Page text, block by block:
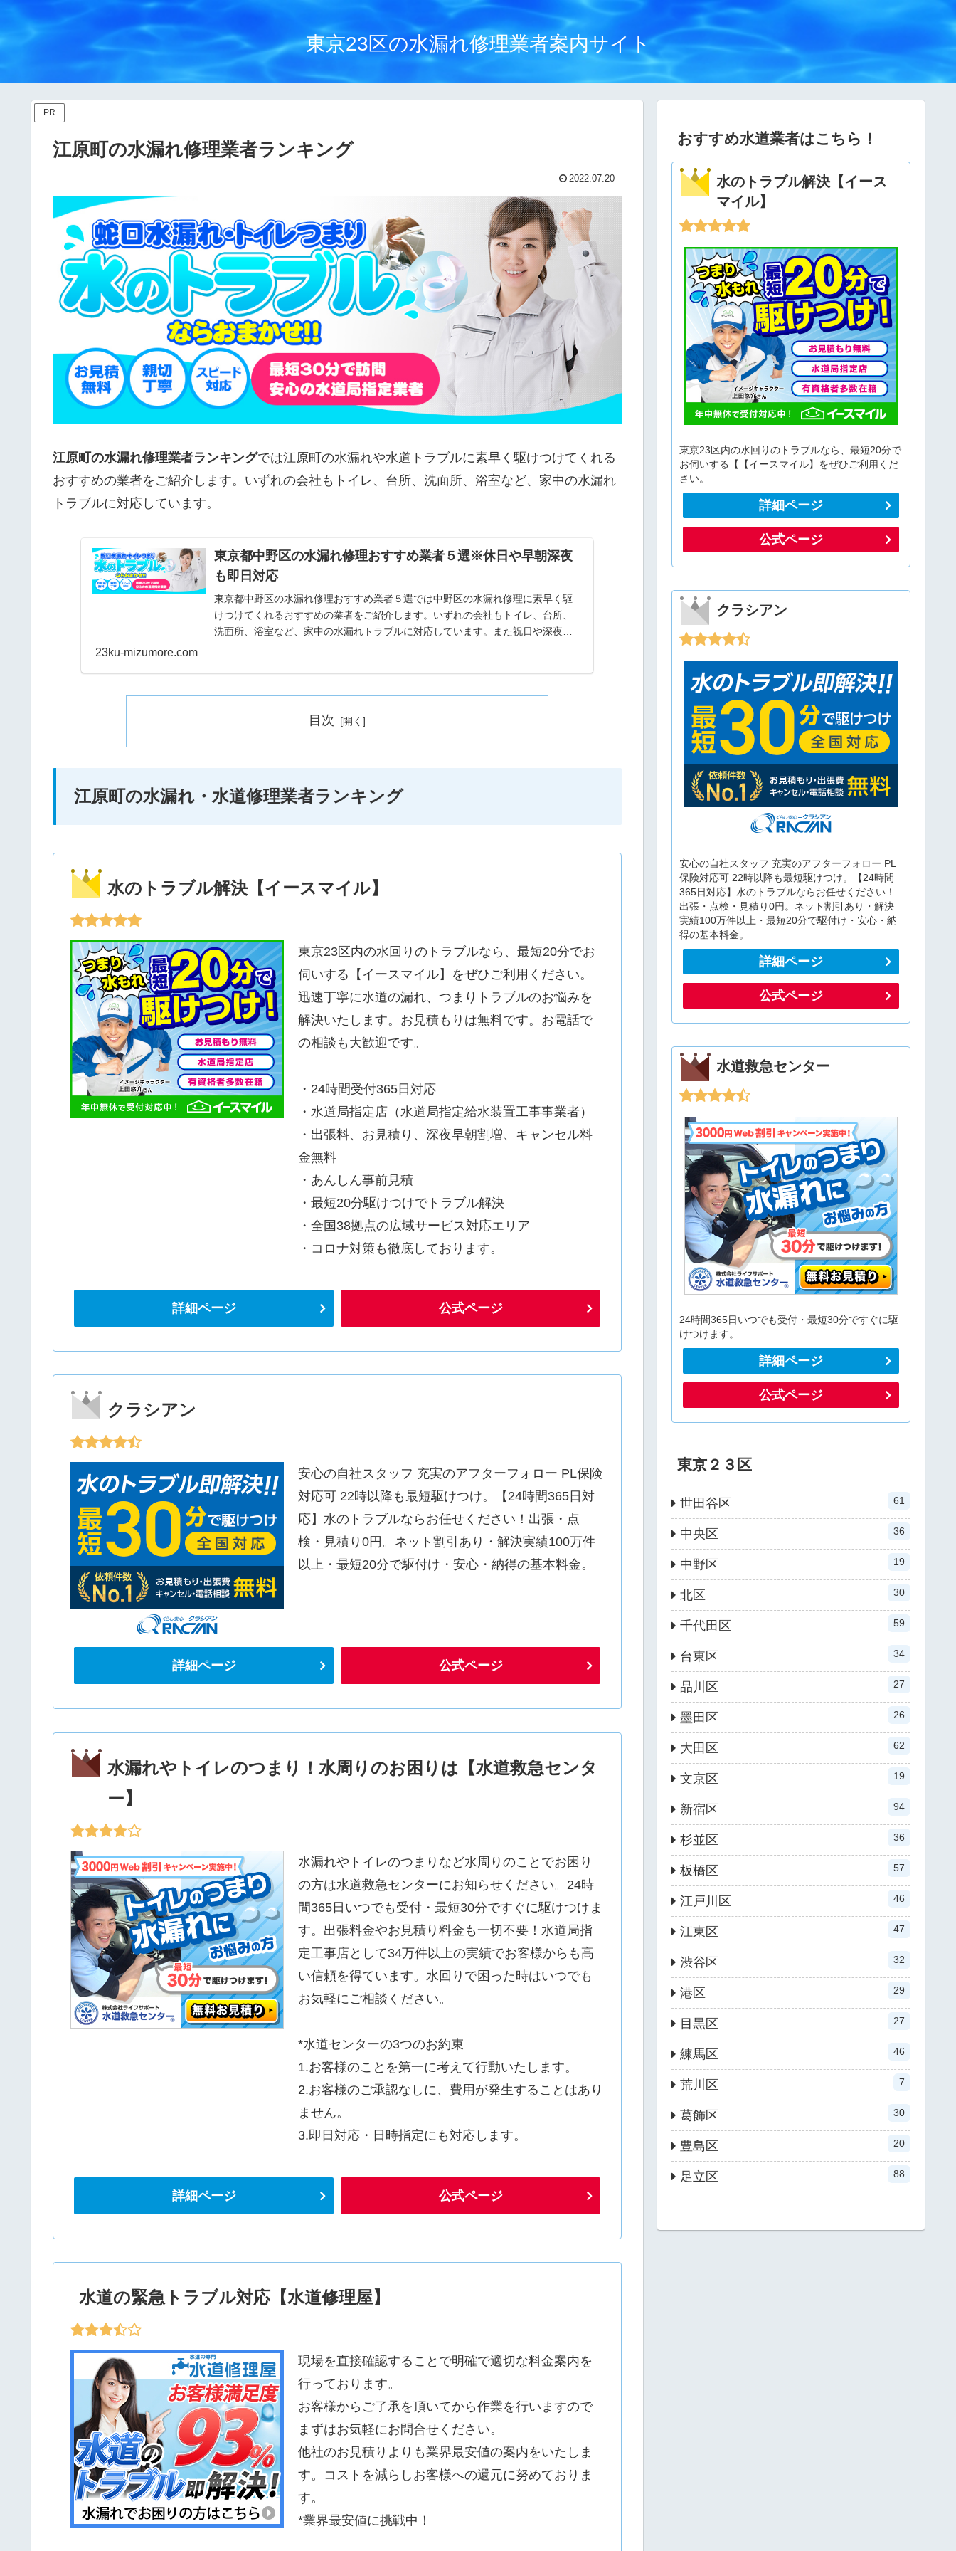
東京23区の水漏れ修理業者案内サイト
PR
江原町の水漏れ修理業者ランキング
2022.07.20
江原町の水漏れ修理業者ランキングでは江原町の水漏れや水道トラブルに素早く駆けつけてくれる
おすすめの業者をご紹介します。いずれの会社もトイレ、台所、洗面所、浴室など、家中の水漏れ
トラブルに対応しています。
東京都中野区の水漏れ修理おすすめ業者５選※休日や早朝深夜
も即日対応
東京都中野区の水漏れ修理おすすめ業者５選では中野区の水漏れ修理に素早く駆
けつけてくれるおすすめの業者をご紹介します。いずれの会社もトイレ、台所、
洗面所、浴室など、家中の水漏れトラブルに対応しています。また祝日や深夜、
23ku-mizumore.com
目次
江原町の水漏れ・水道修理業者ランキング
水のトラブル解決【イースマイル】
東京23区内の水回りのトラブルなら、最短20分でお
伺いする【イースマイル】をぜひご利用ください。
迅速丁寧に水道の漏れ、つまりトラブルのお悩みを
解決いたします。お見積もりは無料です。お電話で
の相談も大歓迎です。
・24時間受付365日対応
・水道局指定店（水道局指定給水装置工事事業者）
・出張料、お見積り、深夜早朝割増、キャンセル料
金無料
・あんしん事前見積
・最短20分駆けつけでトラブル解決
・全国38拠点の広域サービス対応エリア
・コロナ対策も徹底しております。
詳細ページ 公式ページ
クラシアン
安心の自社スタッフ 充実のアフターフォロー PL保険
対応可 22時以降も最短駆けつけ。【24時間365日対
応】水のトラブルならお任せください！出張・点
検・見積り0円。ネット割引あり・解決実績100万件
以上・最短20分で駆付け・安心・納得の基本料金。
詳細ページ 公式ページ
水漏れやトイレのつまり！水周りのお困りは【水道救急センタ
ー】
水漏れやトイレのつまりなど水周りのことでお困り
の方は水道救急センターにお知らせください。24時
間365日いつでも受付・最短30分ですぐに駆けつけま
す。出張料金やお見積り料金も一切不要！水道局指
定工事店として34万件以上の実績でお客様からも高
い信頼を得ています。水回りで困った時はいつでも
お気軽にご相談ください。
*水道センターの3つのお約束
1.お客様のことを第一に考えて行動いたします。
2.お客様のご承認なしに、費用が発生することはあり
ません。
3.即日対応・日時指定にも対応します。
詳細ページ 公式ページ
水道の緊急トラブル対応【水道修理屋】
現場を直接確認することで明確で適切な料金案内を
行っております。
お客様からご了承を頂いてから作業を行いますので
まずはお気軽にお問合せください。
他社のお見積りよりも業界最安値の案内をいたしま
す。コストを減らしお客様への還元に努めておりま
す。
*業界最安値に挑戦中！
おすすめ水道業者はこちら！
水のトラブル解決【イース
マイル】
東京23区内の水回りのトラブルなら、最短20分で
お伺いする【【イースマイル】をぜひご利用くだ
さい。
詳細ページ
公式ページ
クラシアン
安心の自社スタッフ 充実のアフターフォロー PL
保険対応可 22時以降も最短駆けつけ。【24時間
365日対応】水のトラブルならお任せください！
出張・点検・見積り0円。ネット割引あり・解決
実績100万件以上・最短20分で駆付け・安心・納
得の基本料金。
詳細ページ
公式ページ
水道救急センター
24時間365日いつでも受付・最短30分ですぐに駆
けつけます。
詳細ページ
公式ページ
東京２３区
世田谷区 61
中央区 36
中野区 19
北区 30
千代田区 59
台東区 34
品川区 27
墨田区 26
大田区 62
文京区 19
新宿区 94
杉並区 36
板橋区 57
江戸川区 46
江東区 47
渋谷区 32
港区 29
目黒区 27
練馬区 46
荒川区 7
葛飾区 30
豊島区 20
足立区 88